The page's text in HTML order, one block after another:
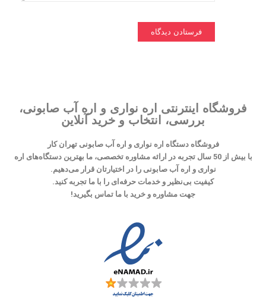
فروشگاه اینترنتی اره نواری و اره آب صابونی،
بررسی، انتخاب و خرید آنلاین
فروشگاه دستگاه اره نواری و اره آب صابونی تهران کار
با بیش از 50 سال تجربه در ارائه مشاوره تخصصی، ما بهترین دستگاه‌های اره
نواری و اره آب صابونی را در اختیارتان قرار می‌دهیم.
کیفیت بی‌نظیر و خدمات حرفه‌ای را با ما تجربه کنید.
جهت مشاوره و خرید با ما تماس بگیرید!